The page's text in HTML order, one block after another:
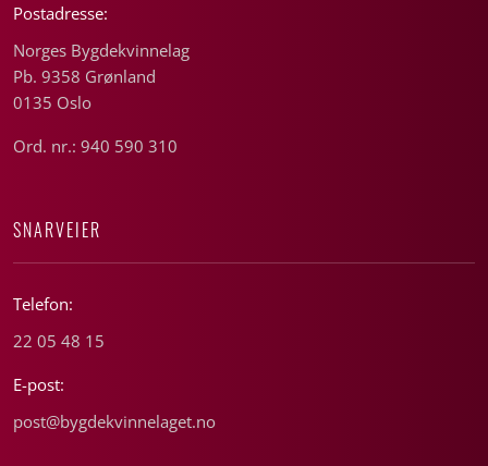
Postadresse:
Norges Bygdekvinnelag
Pb. 9358 Grønland
0135 Oslo
Ord. nr.: 940 590 310
SNARVEIER
Telefon:
22 05 48 15
E-post:
post@bygdekvinnelaget.no